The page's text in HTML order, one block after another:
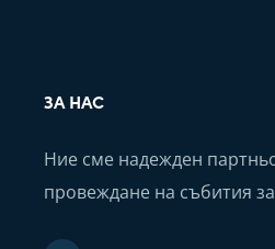
ЗА НАС
Ние сме надежден
провеждане на събития